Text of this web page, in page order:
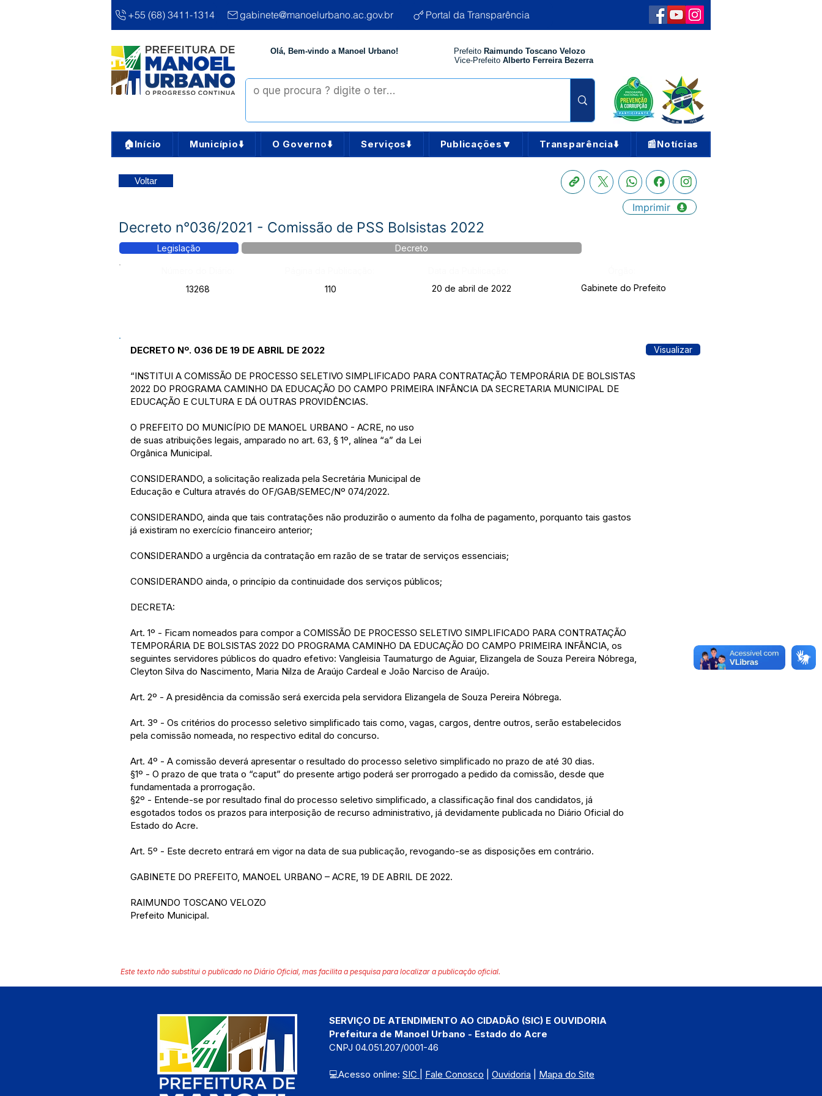
+55 (68) 3411-1314 gabinete@manoelurbano.ac.gov.br Portal da Transparência
Olá, Bem-vindo a Manoel Urbano! Prefeito Raimundo Toscano Velozo
Vice-Prefeito Alberto Ferreira Bezerra
🏠Início Município⬇️ O Governo⬇️ Serviços⬇️ Publicações🔽 Transparência⬇️ 📰Notícias
Voltar
Imprimir
Decreto n°036/2021 - Comissão de PSS Bolsistas 2022
Legislação Decreto
13268
110 20 de abril de 2022 Gabinete do Prefeito
DECRETO Nº. 036 DE 19 DE ABRIL DE 2022
“INSTITUI A COMISSÃO DE PROCESSO SELETIVO SIMPLIFICADO PARA CONTRATAÇÃO TEMPORÁRIA DE BOLSISTAS
2022 DO PROGRAMA CAMINHO DA EDUCAÇÃO DO CAMPO PRIMEIRA INFÂNCIA DA SECRETARIA MUNICIPAL DE
EDUCAÇÃO E CULTURA E DÁ OUTRAS PROVIDÊNCIAS.
O PREFEITO DO MUNICÍPIO DE MANOEL URBANO - ACRE, no uso
de suas atribuições legais, amparado no art. 63, § 1º, alínea “a” da Lei
Orgânica Municipal.
CONSIDERANDO, a solicitação realizada pela Secretária Municipal de
Educação e Cultura através do OF/GAB/SEMEC/Nº 074/2022.
CONSIDERANDO, ainda que tais contratações não produzirão o aumento da folha de pagamento, porquanto tais gastos
já existiram no exercício financeiro anterior;
CONSIDERANDO a urgência da contratação em razão de se tratar de serviços essenciais;
CONSIDERANDO ainda, o princípio da continuidade dos serviços públicos;
DECRETA:
Art. 1º - Ficam nomeados para compor a COMISSÃO DE PROCESSO SELETIVO SIMPLIFICADO PARA CONTRATAÇÃO
TEMPORÁRIA DE BOLSISTAS 2022 DO PROGRAMA CAMINHO DA EDUCAÇÃO DO CAMPO PRIMEIRA INFÂNCIA, os
seguintes servidores públicos do quadro efetivo: Vangleisia Taumaturgo de Aguiar, Elizangela de Souza Pereira Nóbrega,
Cleyton Silva do Nascimento, Maria Nilza de Araújo Cardeal e João Narciso de Araújo.
Art. 2º - A presidência da comissão será exercida pela servidora Elizangela de Souza Pereira Nóbrega.
Art. 3º - Os critérios do processo seletivo simplificado tais como, vagas, cargos, dentre outros, serão estabelecidos
pela comissão nomeada, no respectivo edital do concurso.
Art. 4º - A comissão deverá apresentar o resultado do processo seletivo simplificado no prazo de até 30 dias.
§1º - O prazo de que trata o “caput” do presente artigo poderá ser prorrogado a pedido da comissão, desde que
fundamentada a prorrogação.
§2º - Entende-se por resultado final do processo seletivo simplificado, a classificação final dos candidatos, já
esgotados todos os prazos para interposição de recurso administrativo, já devidamente publicada no Diário Oficial do
Estado do Acre.
Art. 5º - Este decreto entrará em vigor na data de sua publicação, revogando-se as disposições em contrário.
GABINETE DO PREFEITO, MANOEL URBANO – ACRE, 19 DE ABRIL DE 2022.
RAIMUNDO TOSCANO VELOZO
Prefeito Municipal.
Visualizar
Este texto não substitui o publicado no Diário Oficial, mas facilita a pesquisa para localizar a publicação oficial.
SERVIÇO DE ATENDIMENTO AO CIDADÃO (SIC) E OUVIDORIA
Prefeitura de Manoel Urbano - Estado do Acre
CNPJ 04.051.207/0001-46
💻Acesso online: SIC Fale Conosco Ouvidoria Mapa do Site